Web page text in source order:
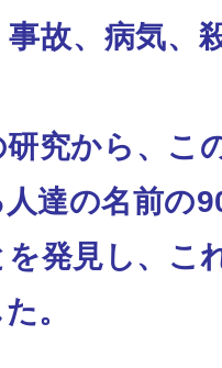
事故、病気、
究から、こ
達の名前の
発見し、こ
。